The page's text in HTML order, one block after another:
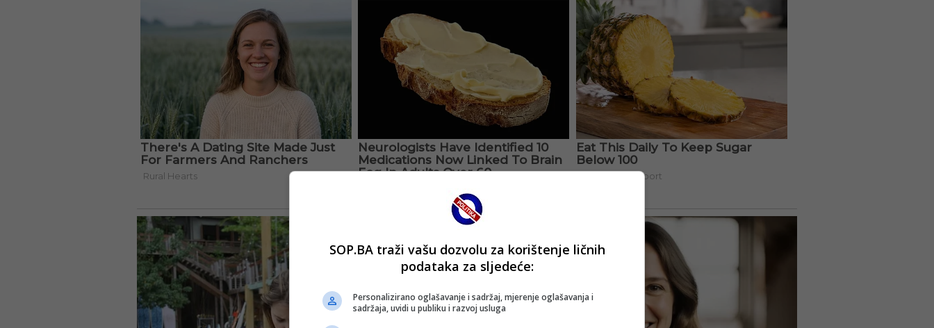
SOP.BA traži vašu dozvolu za korištenje ličnih
podataka za sljedeće:
Personalizirano oglašavanje i sadržaj, mjerenje oglašavanja i
sadržaja, uvidi u publiku i razvoj usluga